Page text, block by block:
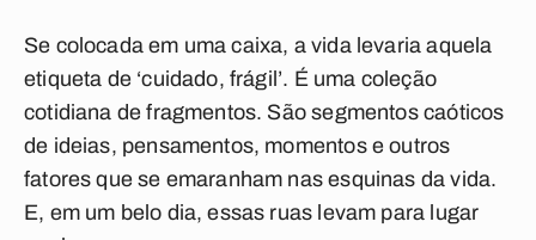
Se colocada em uma caixa, a vida levaria aquela
etiqueta de ‘cuidado, frágil’. É uma coleção
cotidiana de fragmentos. São segmentos caóticos
de ideias, pensamentos, momentos e outros
fatores que se emaranham nas esquinas da vida.
E, em um belo dia, essas ruas levam para lugar